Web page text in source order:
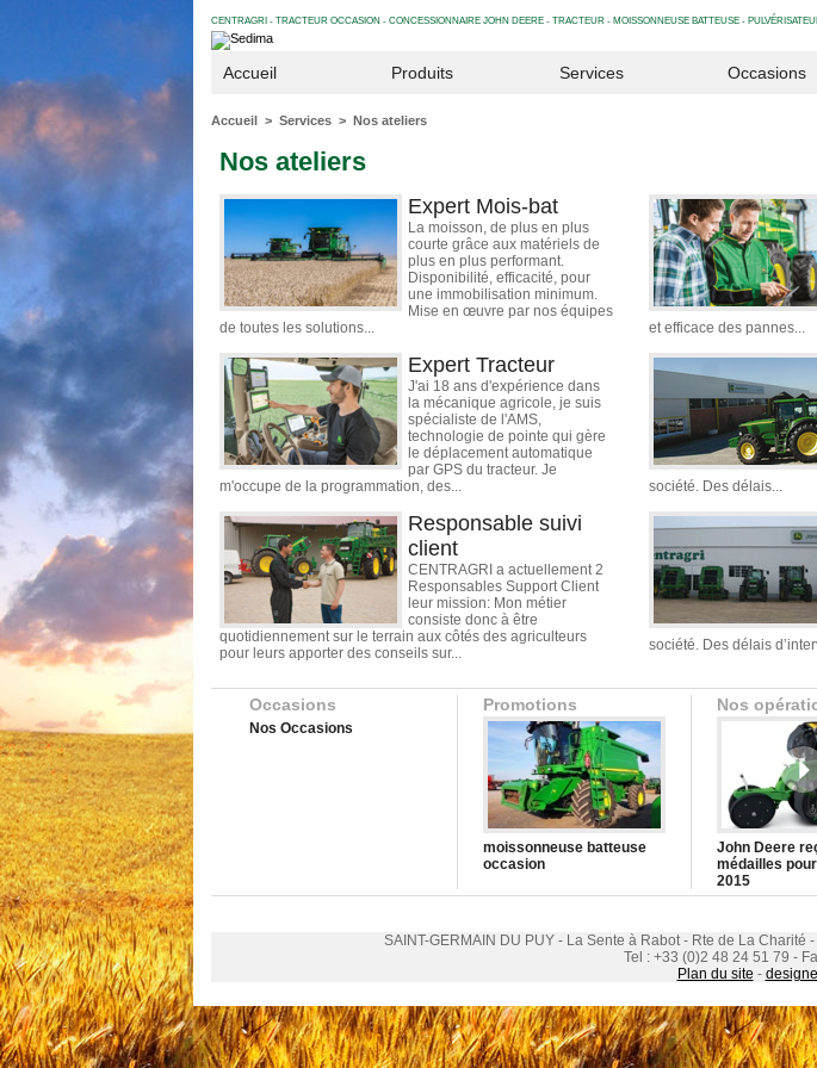
CENTRAGRI - TRACTEUR OCCASION - CONCESSIONNAIRE JOHN DEERE - TRACTEUR - MOISSONNEUSE BATTEUSE -
Accueil Produits Services Occasions
Accueil > Services > Nos ateliers
Nos ateliers
Expert Mois-bat
La moisson, de plus en plus
courte grâce aux matériels de
plus en plus performant.
Disponibilité, efficacité, pour
une immobilisation minimum.
Mise en œuvre par nos équipes
de toutes les solutions...
et efficace des pannes...
Expert Tracteur
J'ai 18 ans d'expérience dans
la mécanique agricole, je suis
spécialiste de l'AMS,
technologie de pointe qui gère
le déplacement automatique
par GPS du tracteur. Je
m'occupe de la programmation, des...
société. Des délais...
Responsable suivi
client
CENTRAGRI a actuellement 2
Responsables Support Client
leur mission: Mon métier
consiste donc à être
quotidiennement sur le terrain aux côtés des agriculteurs
pour leurs apporter des conseils sur...
société. Des délais
Occasions
Nos Occasions
Promotions
moissonneuse batteuse
occasion
Nos
John Deere
médailles
2015
SAINT-GERMAIN DU PUY - La Sente à Rabot - Rte de La Charité
Tel : +33 (0)2 48 24 51 79 -
Plan du site -